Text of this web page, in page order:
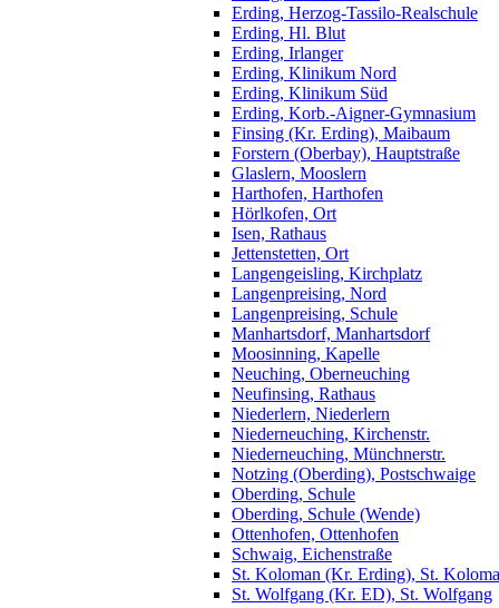
Erding, Herzog-Tassilo-Realschule
Erding, Hl. Blut
Erding, Irlanger
Erding, Klinikum Nord
Erding, Klinikum Süd
Erding, Korb.-Aigner-Gymnasium
Finsing (Kr. Erding), Maibaum
Forstern (Oberbay), Hauptstraße
Glaslern, Mooslern
Harthofen, Harthofen
Hörlkofen, Ort
Isen, Rathaus
Jettenstetten, Ort
Langengeisling, Kirchplatz
Langenpreising, Nord
Langenpreising, Schule
Manhartsdorf, Manhartsdorf
Moosinning, Kapelle
Neuching, Oberneuching
Neufinsing, Rathaus
Niederlern, Niederlern
Niederneuching, Kirchenstr.
Niederneuching, Münchnerstr.
Notzing (Oberding), Postschwaige
Oberding, Schule
Oberding, Schule (Wende)
Ottenhofen, Ottenhofen
Schwaig, Eichenstraße
St. Koloman (Kr. Erding), St.
St. Wolfgang (Kr. ED), St. Wolfgang